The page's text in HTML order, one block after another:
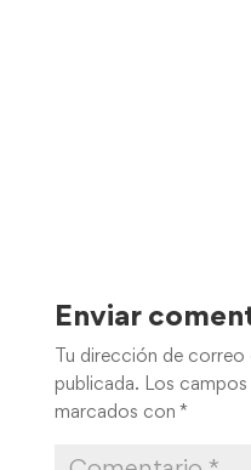
Enviar
Tu dirección de
publicada. Los
marcados con *